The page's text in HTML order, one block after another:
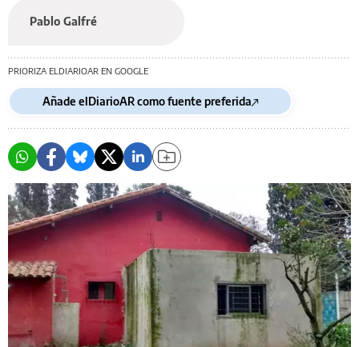
Pablo Galfré
PRIORIZA ELDIARIOAR EN GOOGLE
Añade elDiarioAR como fuente preferida